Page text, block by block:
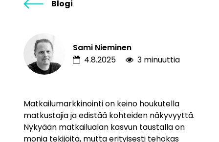
Blogi
Sami Nieminen
4.8.2025
3 minuuttia
Matkailumarkkinointi on keino houkutella
matkustajia ja edistää kohteiden näkyvyyttä.
Nykyään matkailualan kasvun taustalla on
monia tekijöitä, mutta erityisesti tehokas